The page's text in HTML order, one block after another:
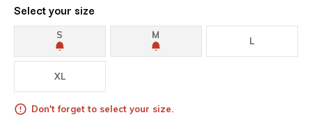
Select your size
S M
L
XL
Don't forget to select your size.